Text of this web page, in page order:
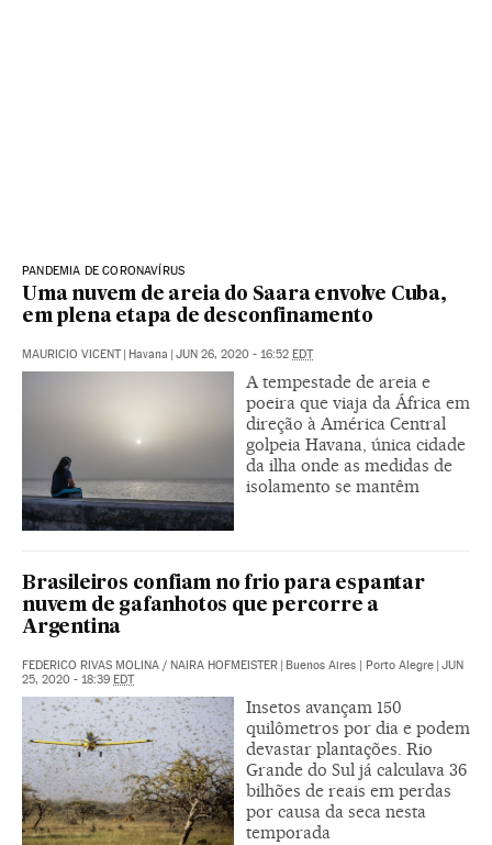
PANDEMIA DE CORONAVÍRUS
Uma nuvem de areia do Saara envolve Cuba,
em plena etapa de desconfinamento
MAURICIO VICENT Havana JUN 26, 2020 - 16:52 EDT
A tempestade de areia e
poeira que viaja da África em
direção à América Central
golpeia Havana, única cidade
da ilha onde as medidas de
isolamento se mantêm
Brasileiros confiam no frio para espantar
nuvem de gafanhotos que percorre a
Argentina
FEDERICO RIVAS MOLINA / NAIRA HOFMEISTER Buenos Aires | Porto Alegre JUN
25, 2020 - 18:39 EDT
Insetos avançam 150
quilômetros por dia e podem
devastar plantações. Rio
Grande do Sul já calculava 36
bilhões de reais em perdas
por causa da seca nesta
temporada